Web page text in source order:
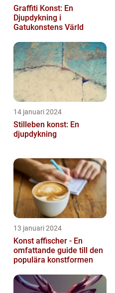
Graffiti Konst: En
Djupdykning i
Gatukonstens Värld
14 januari 2024
Stilleben konst: En
djupdykning
13 januari 2024
Konst affischer - En
omfattande guide till den
populära konstformen